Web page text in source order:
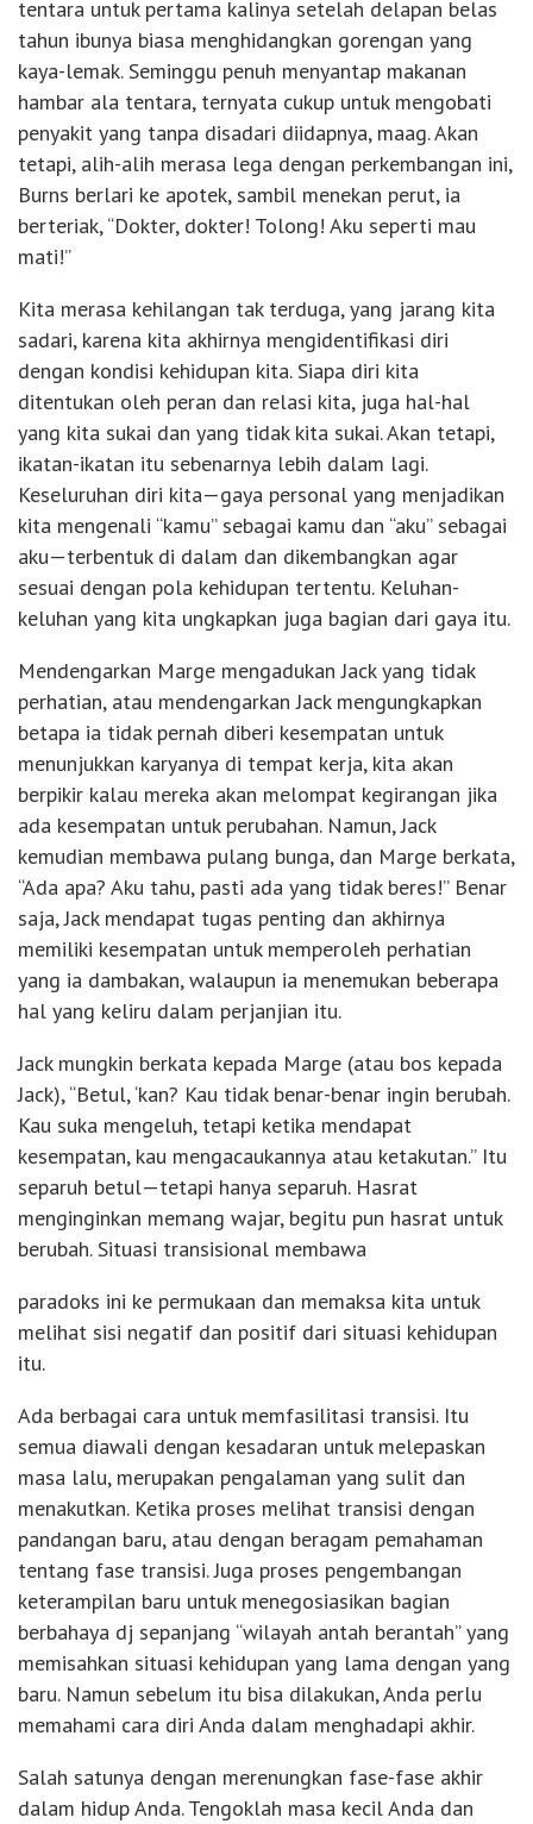
tentara untuk pertama kalinya setelah delapan belas
tahun ibunya biasa menghidangkan gorengan yang
kaya-lemak. Seminggu penuh menyantap makanan
hambar ala tentara, ternyata cukup untuk mengobati
penyakit yang tanpa disadari diidapnya, maag. Akan
tetapi, alih-alih merasa lega dengan perkembangan ini,
Burns berlari ke apotek, sambil menekan perut, ia
berteriak, “Dokter, dokter! Tolong! Aku seperti mau
mati!”
Kita merasa kehilangan tak terduga, yang jarang kita
sadari, karena kita akhirnya mengidentifikasi diri
dengan kondisi kehidupan kita. Siapa diri kita
ditentukan oleh peran dan relasi kita, juga hal-hal
yang kita sukai dan yang tidak kita sukai. Akan tetapi,
ikatan-ikatan itu sebenarnya lebih dalam lagi.
Keseluruhan diri kita—gaya personal yang menjadikan
kita mengenali “kamu” sebagai kamu dan “aku” sebagai
aku—terbentuk di dalam dan dikembangkan agar
sesuai dengan pola kehidupan tertentu. Keluhan-
keluhan yang kita ungkapkan juga bagian dari gaya itu.
Mendengarkan Marge mengadukan Jack yang tidak
perhatian, atau mendengarkan Jack mengungkapkan
betapa ia tidak pernah diberi kesempatan untuk
menunjukkan karyanya di tempat kerja, kita akan
berpikir kalau mereka akan melompat kegirangan jika
ada kesempatan untuk perubahan. Namun, Jack
kemudian membawa pulang bunga, dan Marge berkata,
“Ada apa? Aku tahu, pasti ada yang tidak beres!” Benar
saja, Jack mendapat tugas penting dan akhirnya
memiliki kesempatan untuk memperoleh perhatian
yang ia dambakan, walaupun ia menemukan beberapa
hal yang keliru dalam perjanjian itu.
Jack mungkin berkata kepada Marge (atau bos kepada
Jack), “Betul, ‘kan? Kau tidak benar-benar ingin berubah.
Kau suka mengeluh, tetapi ketika mendapat
kesempatan, kau mengacaukannya atau ketakutan.” Itu
separuh betul—tetapi hanya separuh. Hasrat
menginginkan memang wajar, begitu pun hasrat untuk
berubah. Situasi transisional membawa
paradoks ini ke permukaan dan memaksa kita untuk
melihat sisi negatif dan positif dari situasi kehidupan
itu.
Ada berbagai cara untuk memfasilitasi transisi. Itu
semua diawali dengan kesadaran untuk melepaskan
masa lalu, merupakan pengalaman yang sulit dan
menakutkan. Ketika proses melihat transisi dengan
pandangan baru, atau dengan beragam pemahaman
tentang fase transisi. Juga proses pengembangan
keterampilan baru untuk menegosiasikan bagian
berbahaya dj sepanjang “wilayah antah berantah” yang
memisahkan situasi kehidupan yang lama dengan yang
baru. Namun sebelum itu bisa dilakukan, Anda perlu
memahami cara diri Anda dalam menghadapi akhir.
Salah satunya dengan merenungkan fase-fase akhir
dalam hidup Anda. Tengoklah masa kecil Anda dan